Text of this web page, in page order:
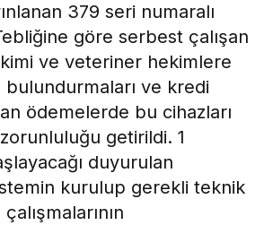
379 seri numaralı
göre serbest çalışan
ve veteriner hekimlere
ve kredi
ödemelerde bu cihazları
getirildi. 1
duyurulan
kurulup gerekli teknik